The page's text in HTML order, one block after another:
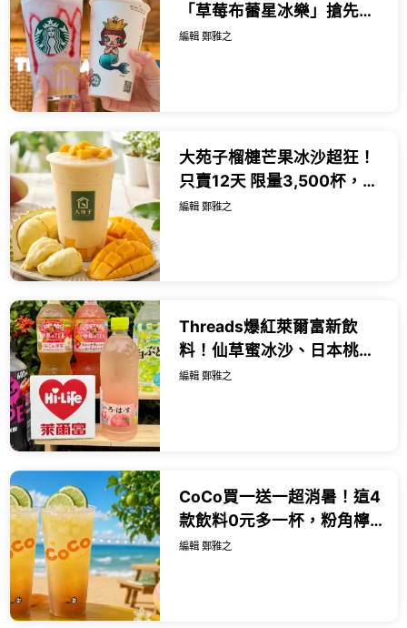
「草莓布蕾星冰樂」搶先
喝，6款MOLLY周邊售價先
編輯 鄭雅之
大苑子榴槤芒果冰沙超狂！
只賣12天 限量3,500杯，芒
果飲料兩杯88折喝到7月
編輯 鄭雅之
Threads爆紅萊爾富新飲
料！仙草蜜冰沙、日本桃子
水9款新品，咖啡買一送一
編輯 鄭雅之
CoCo買一送一超消暑！這4
款飲料0元多一杯，粉角檸
檬冬瓜 咖啡都喝。
編輯 鄭雅之